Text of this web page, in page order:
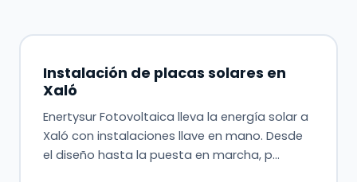
Instalación de placas solares en
Xaló
Enertysur Fotovoltaica lleva la energía solar a
Xaló con instalaciones llave en mano. Desde
el diseño hasta la puesta en marcha, p…